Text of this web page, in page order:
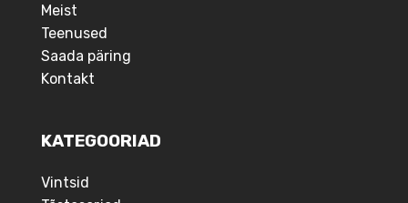
Meist
Teenused
Saada päring
Kontakt
KATEGOORIAD
Vintsid